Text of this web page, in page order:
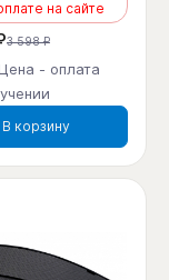
на сайте
3 598 ₽
- оплата
В корзину